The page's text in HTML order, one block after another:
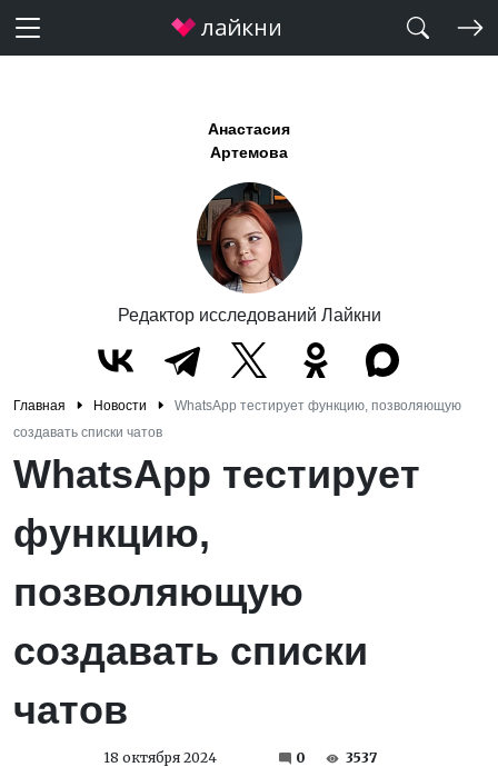
Анастасия
Артемова
Редактор исследований Лайкни
Главная Новости
WhatsApp тестирует функцию, позволяющую
создавать списки чатов
WhatsApp тестирует
функцию,
позволяющую
создавать списки
чатов
18 октября 2024 0 3537